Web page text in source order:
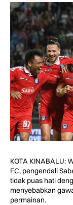
KOTA KINABALU:
FC, pengendali
tidak puas hati
menyebabkan
permainan.